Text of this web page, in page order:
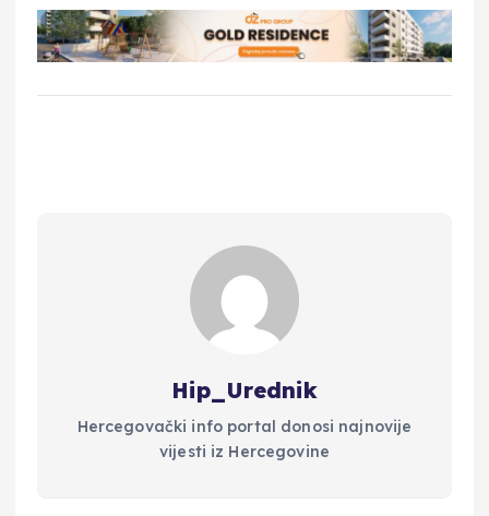
Hip_Urednik
Hercegovački info portal donosi najnovije
vijesti iz Hercegovine